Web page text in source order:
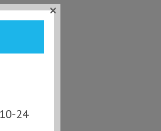
24
×